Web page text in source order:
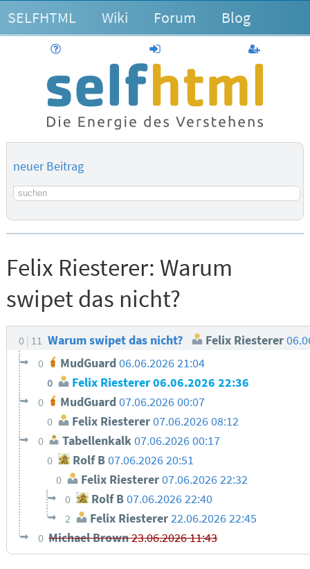
SELFHTML Wiki Forum Blog
anmelden
neuer Beitrag
Suchbegriff
Felix Riesterer: Warum
swipet das nicht?
0 11 Warum swipet das nicht? Felix Riesterer
0 MudGuard 06.06.2026 21:04
0 Felix Riesterer 06.06.2026 22:36
0 MudGuard 07.06.2026 00:07
0 Felix Riesterer 07.06.2026 08:12
0 Tabellenkalk07.06.2026 00:17
0 Rolf B07.06.2026 20:51
0 Felix Riesterer07.06.2026 22:32
0 Rolf B07.06.2026 22:40
2 Felix Riesterer22.06.2026 22:45
0 Michael Brown23.06.2026 11:43